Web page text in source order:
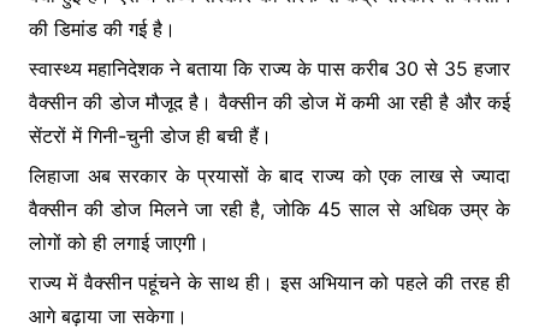
की डिमांड की गई है।
स्वास्थ्य महानिदेशक ने बताया कि राज्य के पास करीब 30 से 35 हजार
वैक्सीन की डोज मौजूद है। वैक्सीन की डोज में कमी आ रही है और कई
सेंटरों में गिनी-चुनी डोज ही बची हैं।
लिहाजा अब सरकार के प्रयासों के बाद राज्य को एक लाख से ज्यादा
वैक्सीन की डोज मिलने जा रही है, जोकि 45 साल से अधिक उम्र के
लोगों को ही लगाई जाएगी।
राज्य में वैक्सीन पहूंचने के साथ ही। इस अभियान को पहले की तरह ही
आगे बढ़ाया जा सकेगा।